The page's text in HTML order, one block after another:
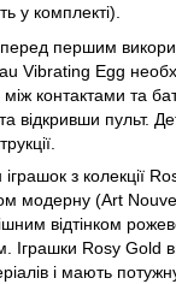
у комплекті).
перед першим
Vibrating Egg
між контактами та
відкривши пульт.
з колекції
модерну (Art
відтінком
Іграшки Rosy Gold
і мають